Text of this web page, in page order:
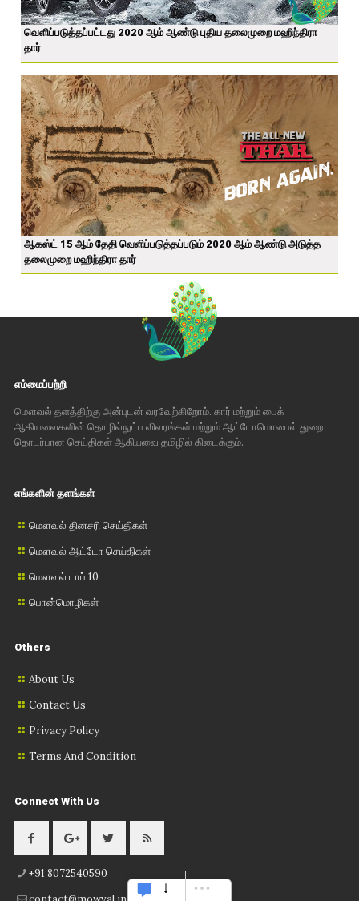
வெளிப்படுத்தப்பட்டது 2020 ஆம் ஆண்டு புதிய தலைமுறை மஹிந்திரா
தார்
ஆகஸ்ட் 15 ஆம் தேதி வெளிப்படுத்தப்படும் 2020 ஆம் ஆண்டு அடுத்த
தலைமுறை மஹிந்திரா தார்
எம்மைப்பற்றி
மௌவல் தளத்திற்கு அன்புடன் வரவேற்கிறோம். கார் மற்றும் பைக்
ஆகியவைகளின் தொழில்நுட்ப விவரங்கள் மற்றும் ஆட்டோமொபைல் துறை
தொடர்பான செய்திகள் ஆகியவை தமிழில் கிடைக்கும்.
எங்களின் தளங்கள்
மௌவல் தினசரி செய்திகள்
மௌவல் ஆட்டோ செய்திகள்
மௌவல் டாப் 10
பொன்மொழிகள்
Others
About Us
Contact Us
Privacy Policy
Terms And Condition
Connect With Us
+91 8072540590